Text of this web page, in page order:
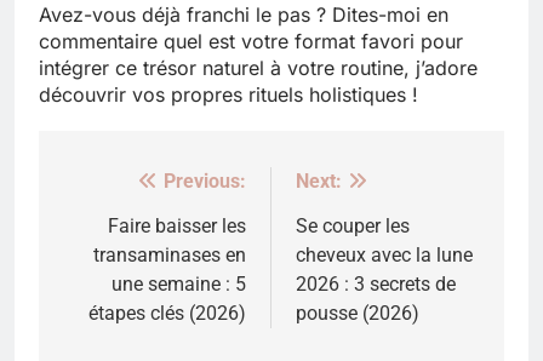
Avez-vous déjà franchi le pas ? Dites-moi en
commentaire quel est votre format favori pour
intégrer ce trésor naturel à votre routine, j’adore
découvrir vos propres rituels holistiques !
Navigation
l’article
Previous:
Faire baisser les
transaminases en
une semaine : 5
étapes clés (2026)
Next:
Se couper les
cheveux avec la lune
2026 : 3 secrets de
pousse (2026)